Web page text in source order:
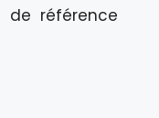
de référence